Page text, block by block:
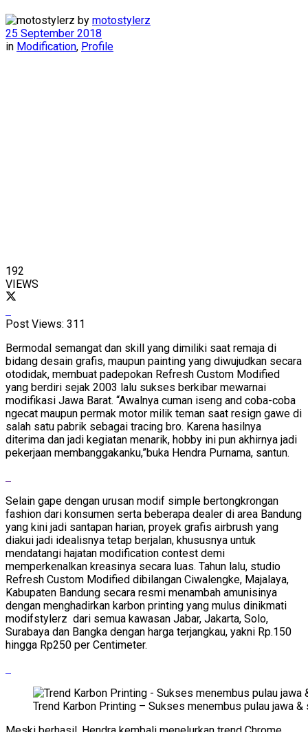
by motostylerz
25 September 2018
in Modification, Profile
192
VIEWS
Post Views: 311
Bermodal semangat dan skill yang dimiliki saat remaja di
bidang desain grafis, maupun painting yang diwujudkan secara
otodidak, membuat padepokan Refresh Custom Modified
yang berdiri sejak 2003 lalu sukses berkibar mewarnai
modifikasi Jawa Barat. “Awalnya cuman iseng and coba-coba
ngecat maupun permak motor milik teman saat resign gawe di
salah satu pabrik sebagai tracing bro. Karena hasilnya
diterima dan jadi kegiatan menarik, hobby ini pun akhirnya jadi
pekerjaan membanggakanku,”buka Hendra Purnama, santun.
Selain gape dengan urusan modif simple bertongkrongan
fashion dari konsumen serta beberapa dealer di area Bandung
yang kini jadi santapan harian, proyek grafis airbrush yang
diakui jadi idealisnya tetap berjalan, khususnya untuk
mendatangi hajatan modification contest demi
memperkenalkan kreasinya secara luas. Tahun lalu, studio
Refresh Custom Modified dibilangan Ciwalengke, Majalaya,
Kabupaten Bandung secara resmi menambah amunisinya
dengan menghadirkan karbon printing yang mulus dinikmati
modifstylerz dari semua kawasan Jabar, Jakarta, Solo,
Surabaya dan Bangka dengan harga terjangkau, yakni Rp.150
hingga Rp250 per Centimeter.
Trend Karbon Printing – Sukses menembus pulau jawa &